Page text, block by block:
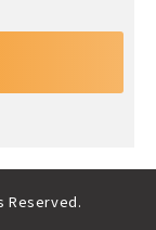
Reserved.